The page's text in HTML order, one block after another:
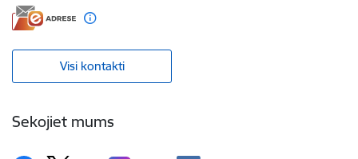
Visi kontakti
Sekojiet mums